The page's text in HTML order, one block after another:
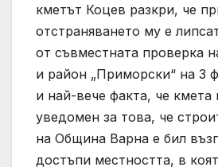
кметът Коцев разкри, че
отстраняването му е
от съвместната проверка
и район „Приморски“ на 3
и най-вече факта, че кмета
уведомен за това, че
на Община Варна е бил
достъпи местността, в